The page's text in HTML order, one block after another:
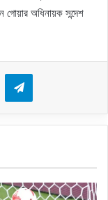
অধিনায়ক সন্দেশ
Telegram